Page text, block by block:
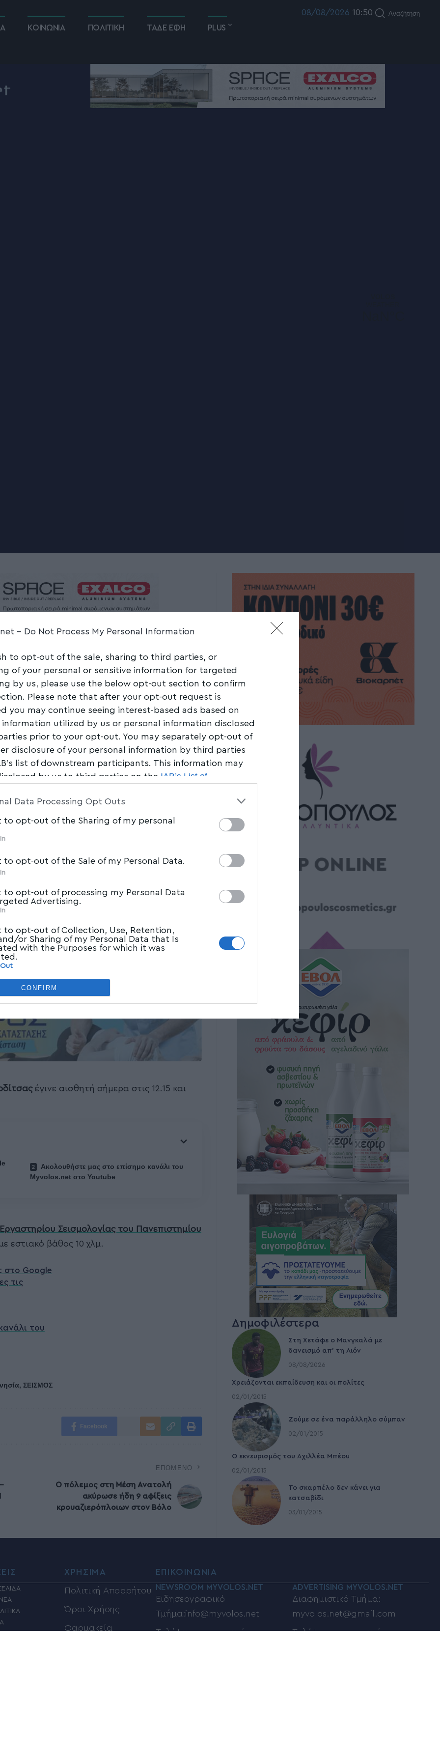
- Do Not Process My Personal Information
to opt-out of the sale, sharing to third parties, or
of your personal or sensitive information for targeted
by us, please use the below opt-out section to confirm
Please note that after your opt-out request is
you may continue seeing interest-based ads based on
information utilized by us or personal information disclosed
prior to your opt-out. You may separately opt-out of
disclosure of your personal information by third parties
list of downstream participants. This information may
by us to third parties on the IAB’s List of
Data Processing Opt Outs
to opt-out of the Sharing of my personal
to opt-out of the Sale of my Personal Data.
to opt-out of processing my Personal Data
Advertising.
to opt-out of Collection, Use, Retention,
or Sharing of my Personal Data that Is
with the Purposes for which it was
CONFIRM
ΚΟΙΝΩΝΙΑ ΠΟΛΙΤΙΚΗ ΤΑΔΕ ΕΦΗ PLUS
08/08/2026 10:50 Αναζήτηση
κοντά στην
στον Βόλο
Share 0 Min Read
έγινε αισθητή σήμερα στις 12.15 και
Ακολουθήστε μας στο επίσημο κανάλι του
Myvolos.net στο Youtube
Εργαστηρίου Σεισμολογίας του Πανεπιστημίου
εστιακό βάθος 10 χλμ.
στο Google
τις
του
, ΣΕΙΣΜΟΣ
Facebook
ΕΠΌΜΕΝΟ
Ο πόλεμος στη Μέση Ανατολή
ακύρωσε ήδη 9 αφίξεις
κρουαζιερόπλοιων στον Βόλο
Δημοφιλέστερα
Στη Χετάφε ο Μανγκαλά με
δανεισμό απ’ τη Λιόν
08/08/2026
Χρειάζονται εκπαίδευση και οι πολίτες
02/01/2015
Ζούμε σε ένα παράλληλο σύμπαν
02/01/2015
Ο εκνευρισμός του Αχιλλέα Μπέου
02/01/2015
To σκαρπέλο δεν κάνει για
κατσαβίδι
03/01/2015
ΧΡΗΣΙΜΑ
Πολιτική Απορρήτου
Όροι Χρήσης
Φαρμακεία
ΕΠΙΚΟΙΝΩΝΙΑ
NEWSROOM MYVOLOS.NET
Ειδησεογραφικό
Τμήμα:info@myvolos.net
Τηλέφωνα επικοινωνίας:
ADVERTISING MYVOLOS.NET
Διαφημιστικό Τμήμα:
myvolos.net@gmail.com
Τηλέφωνο επικοινωνίας: